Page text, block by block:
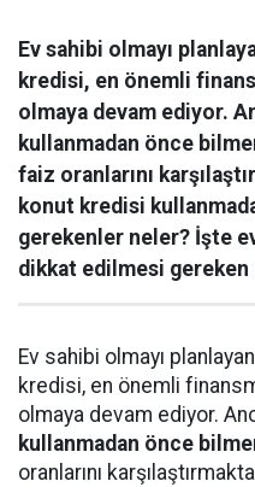
Ev sahibi olmayı
kredisi, en önemli
olmaya devam ediyor.
kullanmadan önce
faiz oranlarını
konut kredisi
gerekenler neler? İşte
dikkat edilmesi
Ev sahibi olmayı
kredisi, en önemli
olmaya devam ediyor.
kullanmadan önce
oranlarını